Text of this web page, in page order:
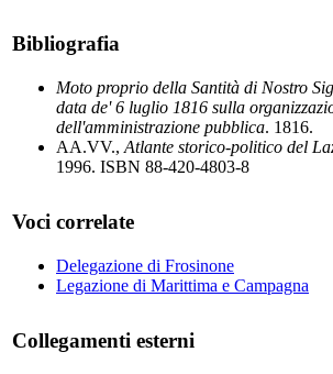
Bibliografia
Moto proprio della Santità di Nostro
data de' 6 luglio 1816 sulla
dell'amministrazione pubblica. 1816.
AA.VV.,Atlante storico-politico del
1996. ISBN 88-420-4803-8
Voci correlate
Delegazione di Frosinone
Legazione di Marittima e Campagna
Collegamenti esterni